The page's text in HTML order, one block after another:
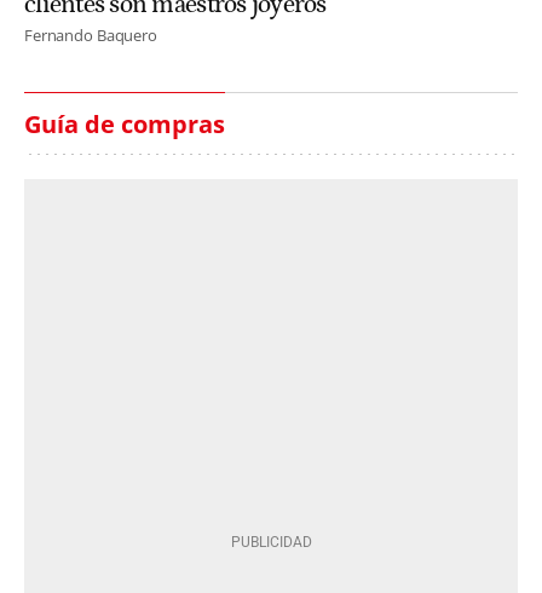
Fernando Baquero
Guía de compras